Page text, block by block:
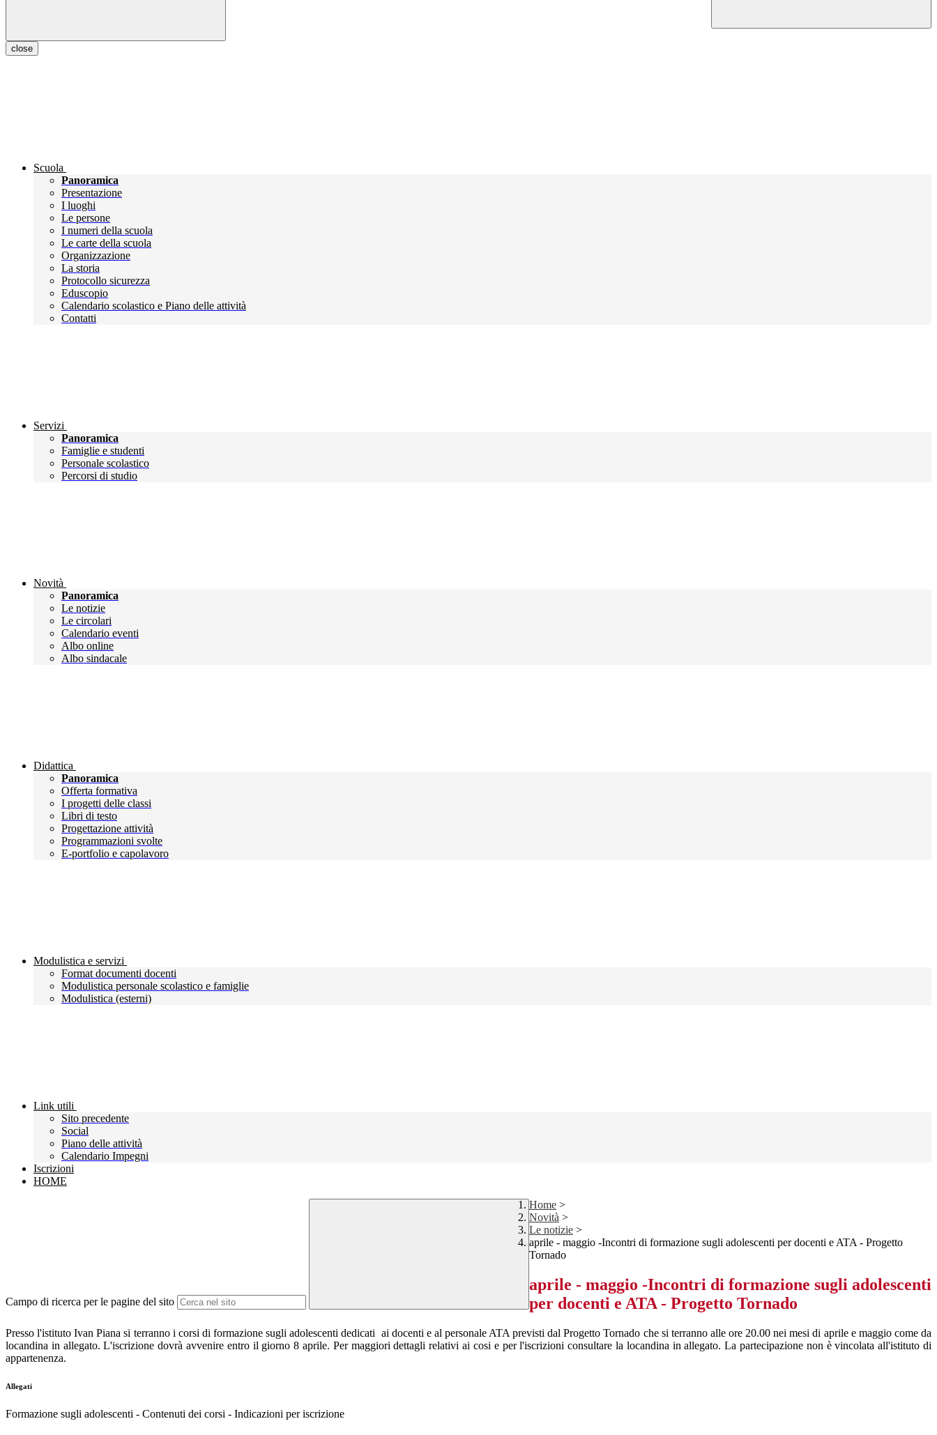
close
Scuola
Panoramica
Presentazione
I luoghi
Le persone
I numeri della scuola
Le carte della scuola
Organizzazione
La storia
Protocollo sicurezza
Eduscopio
Calendario scolastico e Piano delle attività
Contatti
Servizi
Panoramica
Famiglie e studenti
Personale scolastico
Percorsi di studio
Novità
Panoramica
Le notizie
Le circolari
Calendario eventi
Albo online
Albo sindacale
Didattica
Panoramica
Offerta formativa
I progetti delle classi
Libri di testo
Progettazione attività
Programmazioni svolte
E-portfolio e capolavoro
Modulistica e servizi
Format documenti docenti
Modulistica personale scolastico e famiglie
Modulistica (esterni)
Link utili
Sito precedente
Social
Piano delle attività
Calendario Impegni
Iscrizioni
HOME
Campo di ricerca per le pagine del sito
Home >
Novità >
Le notizie >
aprile - maggio -Incontri di formazione sugli adolescenti per docenti e ATA - Progetto
Tornado
aprile - maggio -Incontri di formazione sugli adolescenti
per docenti e ATA - Progetto Tornado
Presso l'istituto Ivan Piana si terranno i corsi di formazione sugli adolescenti dedicati ai docenti e al personale ATA previsti dal Progetto Tornado che si terranno alle ore 20.00 nei mesi di aprile e maggio come da
locandina in allegato. L'iscrizione dovrà avvenire entro il giorno 8 aprile. Per maggiori dettagli relativi ai cosi e per l'iscrizioni consultare la locandina in allegato. La partecipazione non è vincolata all'istituto di
appartenenza.
Allegati
Formazione sugli adolescenti - Contenuti dei corsi - Indicazioni per iscrizione